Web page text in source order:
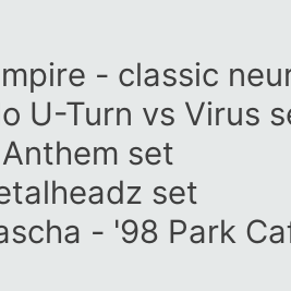
- classic
U-Turn vs Virus
set
set
- '98 Park